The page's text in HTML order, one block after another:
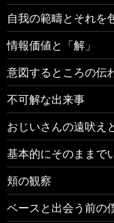
自我の範疇とそれを
情報価値と「解」
意図するところの伝
不可解な出来事
おじいさんの遠吠え
基本的にそのままで
頬の観察
ベースと出会う前の